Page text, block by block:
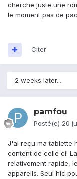
cherche juste une
le moment pas de
Citer
2 weeks later...
pamfou
Posté(e) 20
J'ai reçu ma tablette
content de celle ci!
relativement rapide,
appareils. Seul hic